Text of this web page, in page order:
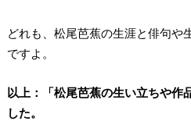
どれも、松尾芭蕉の生涯と俳句や
ですよ。
以上：「松尾芭蕉の生い立ちや作
した。